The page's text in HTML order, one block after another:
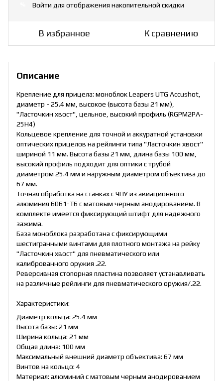
Войти для отображения накопительной скидки
В избранное К сравнению
Описание
Крепление для прицела: моноблок Leapers UTG Accushot,
диаметр - 25.4 мм, высокое (высота базы 21 мм),
"Ласточкин хвост", цельное, высокий профиль (RGPM2PA-
25H4)
Кольцевое крепление для точной и аккуратной установки
оптических прицелов на рейлинги типа "Ласточкин хвост"
шириной 11 мм. Высота базы 21 мм, длина базы 100 мм,
высокий профиль подходит для оптики с трубой
диаметром 25.4 мм и наружным диаметром объектива до
67 мм.
Точная обработка на станках с ЧПУ из авиационного
алюминия 6061-T6 с матовым черным анодированием. В
комплекте имеется фиксирующий штифт для надежного
зажима.
База моноблока разработана с фиксирующими
шестигранными винтами для плотного монтажа на рейку
"Ласточкин хвост" для пневматического или
калиброванного оружия .22.
Реверсивная стопорная пластина позволяет устанавливать
на различные рейлинги для пневматического оружия/.22.
Характеристики:
Диаметр кольца: 25.4 мм
Высота базы: 21 мм
Ширина кольца: 21 мм
Общая длина: 100 мм
Максимальный внешний диаметр объектива: 67 мм
Винтов на кольцо: 4
Материал: алюминий с матовым черным анодированием